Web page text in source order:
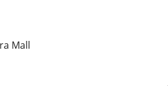
Mall